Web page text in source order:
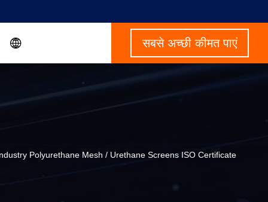
सबसे अच्छी कीमत पाएं
Polyurethane Mesh / Urethane Screens ISO Certificate